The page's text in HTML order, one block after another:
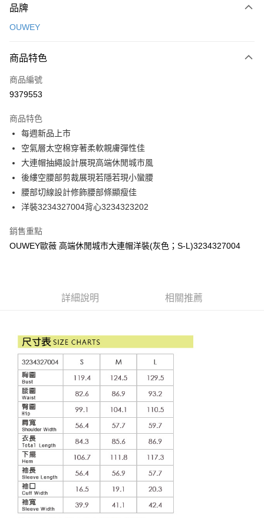
信用卡一次付款
3 期 0 利率 每期
合作金庫商業銀行
上海商業儲蓄銀行
臺灣中小企業銀行
匯豐（台灣）商業銀行
聯邦商業銀行
遠東國際商業銀行
元大商業銀行
永豐商業銀行
玉山商業銀行
星展（台灣）商業銀行
台灣樂天信用卡公司
超商取貨付款
LINE Pay
Apple Pay
街口支付
悠遊付
全盈+PAY
大哥付你分期
【大哥付你分期使用說明】
1.本服務由台灣大哥大提供，台灣大哥大用戶可立即使用無須另外申請。
4.訂單成立30分鐘內，如未前往確認交易或遇審核未通過，訂單將自動取
1.分期款項不併入電信帳單，「大哥付你分期」於每月結算日後寄送繳費提
醒簡訊。
2.透過簡訊連結打開帳單後，可選擇「超商條碼／台灣大直營門市／銀行轉
帳／街口支付／iPASS MONEY」等通路繳費。
【注意事項】
1.本服務係由「台灣大哥大股份有限公司」（以下簡稱本公司）所提供，讓
用戶於交易時，得透過本服務購買商品或服務，並由商店將買賣／分期付款
買賣價金債權讓與本公司後，依約使用本公司帳單繳交帳款。
2.基於同意付款使用「大哥付你分期」之契約關係目的，商店將以您的個人
資料（包含姓名、電話或地址）提供予台灣大哥大進項蒐集、處理及利用，
由本公司與您本人進行分期帳單所需資料之確認、核對及更正。
3.完整用戶服務條款，請詳閱以下連結：
https://oppay.tw/userRule
AFTEE先享後付
１．簡單：不需註冊會員、不需綁卡、不需儲值。
【「AFTEE先享後付」結帳流程】
１．於結帳方式選擇「AFTEE先享後付」後，將跳轉至「AFTEE先享後付」
結帳頁面，進行簡訊認證並確認金額後，即可完成結帳。
２．訂單成立數日內，您將收到繳費通知簡訊。
３．收到繳費通知簡訊後14天內，點擊此簡訊中的連結，可透過四大超商／
ATM／網路銀行／等多元方式進行付款，方視為交易完成。
※ 請注意：結帳手續完成當下不需立刻繳費，但若您需要取消訂單，請聯絡
購買商品的店家。未經商家同意取消之訂單仍視為有效，需透過AFTEE先享
後付繳納相關費用。
※ 交易是否成功請以「AFTEE先享後付 」之結帳頁面顯示為準，若有關於
是否繳費成功／繳費後需取消欲退款等相關疑問，請聯繫「AFTEE先享後付
客戶支援中心」https://netprotections.freshdesk.com/support/home
【注意事項】
１．透過由恩沛科技股份有限公司提供之「AFTEE先享後付」服務完成之交
易，需依本服務之必要範圍內提供個人資料，並將交易相關給付款項請求債
付款後全家取貨
每筆NT$120，滿NT$2,500(含以上)免運費
萊爾富取貨付款
每筆NT$120，滿NT$2,500(含以上)免運費
付款後萊爾富取貨
每筆NT$120，滿NT$2,500(含以上)免運費
7-11取貨付款
每筆NT$120，滿NT$2,500(含以上)免運費
付款後7-11取貨
每筆NT$120，滿NT$2,500(含以上)免運費
品牌
OUWEY
商品特色
商品編號
9379553
商品特色
每週新品上市
空氣層太空棉穿著柔軟親膚彈性佳
大連帽抽繩設計展現高端休閒城市風
後縷空腰部剪裁展現若隱若現小蠻腰
腰部切線設計修飾腰部條顯瘦佳
洋裝3234327004背心3234323202
銷售重點
OUWEY歐薇 高端休閒城市大連帽洋裝(灰色；S-L)3234327004
詳細說明 相關推薦